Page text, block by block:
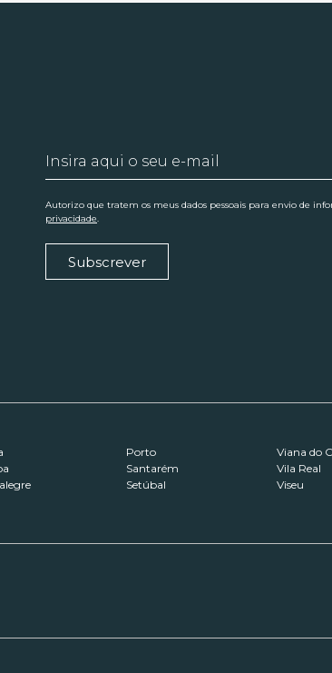
Autorizo que tratem os meus dados pessoais para envio de
privacidade.
Subscrever
Porto
Santarém
Setúbal
Viana do
Vila Real
Viseu